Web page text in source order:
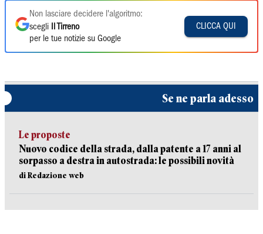
Non lasciare decidere l'algoritmo:
scegli
Il Tirreno
per le tue notizie su Google
CLICCA QUI
Se ne parla adesso
Le proposte
Nuovo codice della strada, dalla patente a 17 anni al
sorpasso a destra in autostrada: le possibili novità
di Redazione web